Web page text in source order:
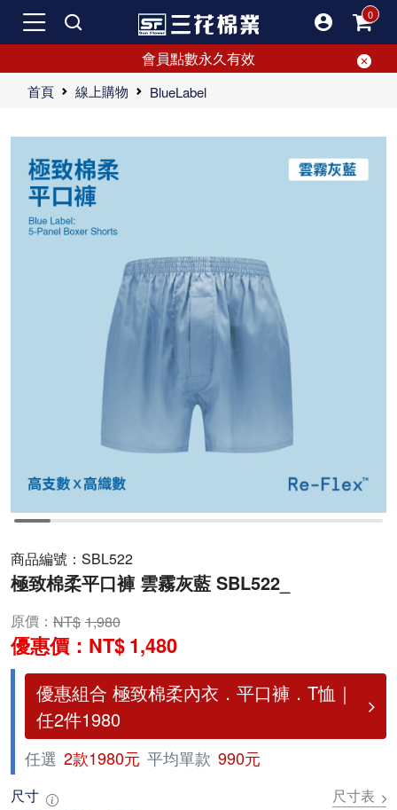
會員點數永久有效
首頁 線上購物 BlueLabel
商品編號： SBL522
極致棉柔平口褲 雲霧灰藍 SBL522_
原價： 1,980
優惠價： 1,480
優惠組合 極致棉柔內衣．平口褲．T恤｜
任2件1980
任選 2款1980元 平均單款 990元
尺寸
尺寸表